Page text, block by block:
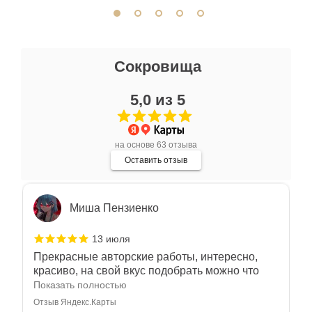
Сокровища
5,0 из 5
на основе 63 отзыва
Оставить отзыв
Очень большой выбор украшений! Каждое -
индивидуально и завораживает своей
красотой! Трудно не купить всё! Спасибо!
Отзыв Яндекс.Карты
Миша Пензиенко
13 июля
Прекрасные авторские работы, интересно,
красиво, на свой вкус подобрать можно что
угодно
Показать полностью
Отзыв Яндекс.Карты